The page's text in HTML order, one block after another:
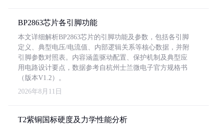
BP2863芯片各引脚功能
本文详细解析BP2863芯片的引脚功能及参数，包括各引脚
定义、典型电压/电流值、内部逻辑关系等核心数据，并附
引脚参数对照表。内容涵盖驱动配置、保护机制及典型应
用电路设计要点，数据参考自杭州士兰微电子官方规格书
（版本V1.2）。
2026年8月11日
T2紫铜国标硬度及力学性能分析